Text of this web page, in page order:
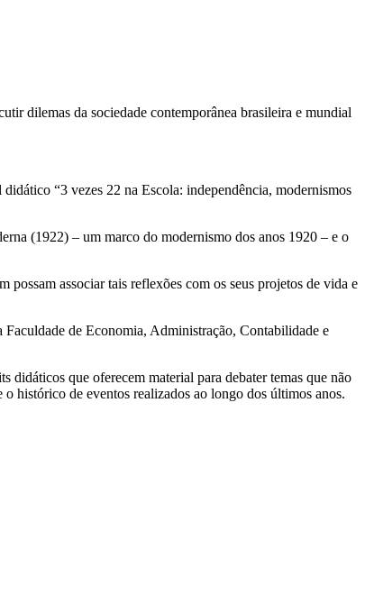
dilemas da sociedade contemporânea brasileira e mundial
“3 vezes 22 na Escola: independência, modernismos
(1922) – um marco do modernismo dos anos 1920 – e o
associar tais reflexões com os seus projetos de vida e
Faculdade de Economia, Administração, Contabilidade e
didáticos que oferecem material para debater temas que não
histórico de eventos realizados ao longo dos últimos anos.